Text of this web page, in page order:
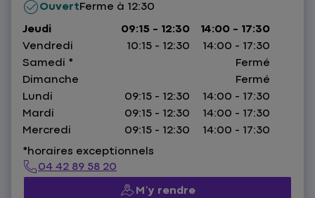
OuvertFerme à 12:30
Jeudi
09:15 - 12:30
14:00 - 17:30
Vendredi
10:15 - 12:30
14:00 - 17:30
Samedi *
Fermé
Dimanche
Fermé
Lundi
09:15 - 12:30
14:00 - 17:30
Mardi
09:15 - 12:30
14:00 - 17:30
Mercredi
09:15 - 12:30
14:00 - 17:30
*horaires exceptionnels
04 42 89 58 20
M’y rendre